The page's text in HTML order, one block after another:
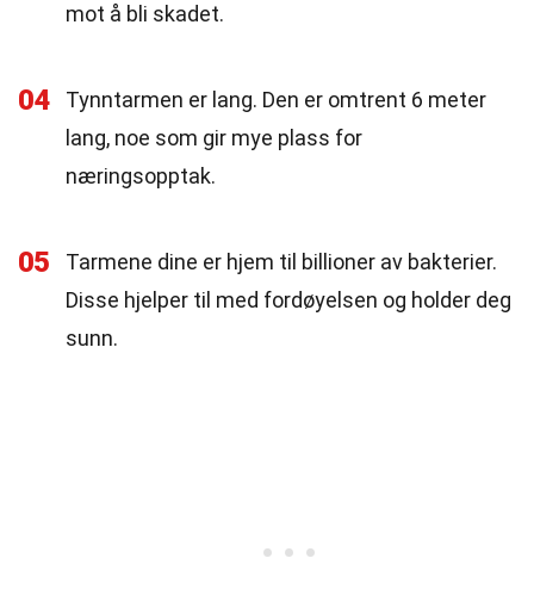
mot å bli skadet.
04
Tynntarmen er lang. Den er omtrent 6 meter
lang, noe som gir mye plass for
næringsopptak.
05
Tarmene dine er hjem til billioner av bakterier.
Disse hjelper til med fordøyelsen og holder deg
sunn.